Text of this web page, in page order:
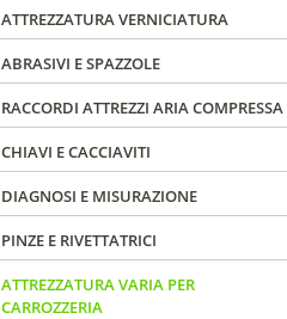
ATTREZZATURA VERNICIATURA
ABRASIVI E SPAZZOLE
RACCORDI ATTREZZI ARIA COMPRESSA
CHIAVI E CACCIAVITI
DIAGNOSI E MISURAZIONE
PINZE E RIVETTATRICI
ATTREZZATURA VARIA PER
CARROZZERIA